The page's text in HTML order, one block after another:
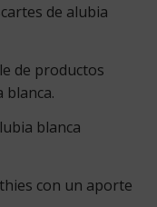
de alubia
de productos
blanca.
blanca
con un aporte